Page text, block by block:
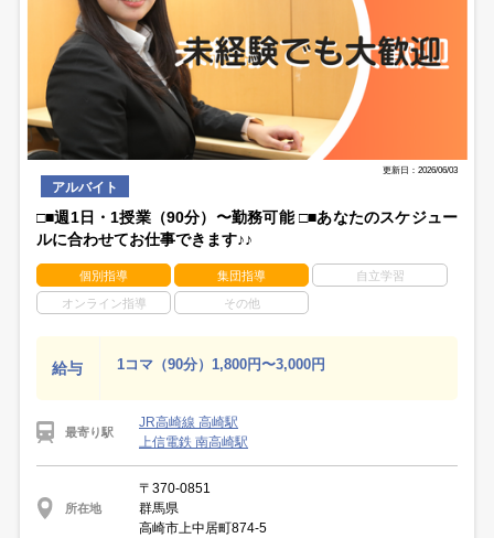
更新日：2026/06/03
アルバイト
□■週1日・1授業（90分）〜勤務可能 □■あなたのスケジュー
ルに合わせてお仕事できます♪♪
個別指導 集団指導 自立学習
オンライン指導 その他
給与 1コマ（90分）1,800円〜3,000円
最寄り駅
JR高崎線 高崎駅
上信電鉄 南高崎駅
所在地
〒370-0851
群馬県
高崎市上中居町874-5